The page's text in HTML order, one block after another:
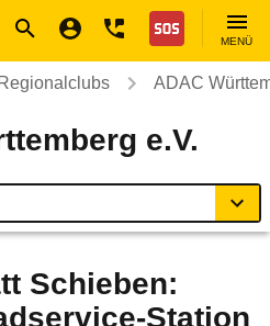
Nothilfe
MENÜ
Regionalclubs ADAC
e.V.
Verkehr
Schieben:
Station